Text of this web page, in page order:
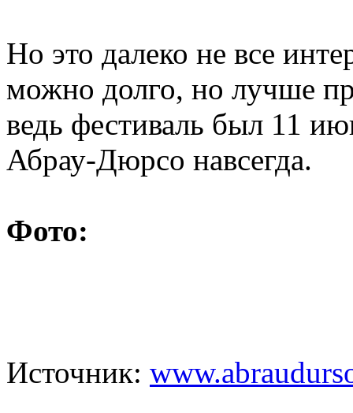
Но это далеко не все
можно долго, но лучше
ведь фестиваль был 11
Абрау-Дюрсо навсегда.
Фото:
Источник: